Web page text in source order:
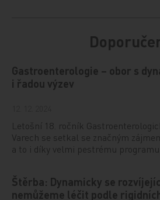
Gastroenterologie – obor s
i řadou výzev
Letošní 18. ročník
Varech se setkal se značným
a to i díky velmi pestrému
Štěrba: Dynamicky se
nemůžeme léčit podle